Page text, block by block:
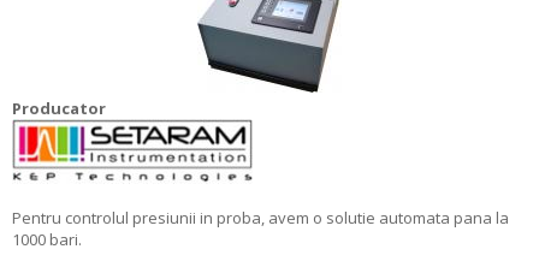
Producator
Pentru controlul presiunii in proba, avem o solutie automata pana la
1000 bari.